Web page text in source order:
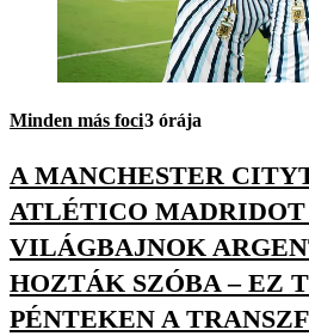
Minden más foci3 órája
A MANCHESTER
ATLÉTICO
VILÁGBAJNOK
HOZTÁK SZÓBA – EZ
PÉNTEKEN A